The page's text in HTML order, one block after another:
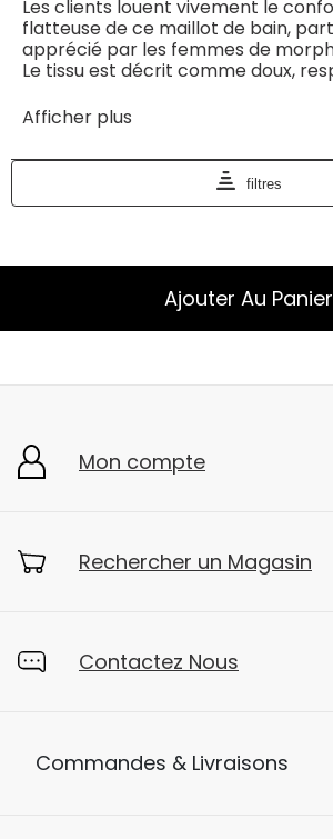
Ajouter Au Panier
Mon compte
Rechercher un Magasin
Contactez Nous
Commandes & Livraisons